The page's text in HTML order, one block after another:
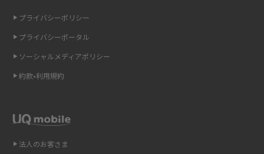
2015年3月(9)
2015年2月(7)
2014年12月(8)
2014年11月(8)
ギガバイト（GB）とは？1GBの目安やギガが足りない時の対処法を紹介
Wi-Fi 6とは？Wi-Fi 5との違いやメリットと注意点、規格の種類も解説
Wi-Fiを自宅に設置する方法は？必要なことやポイントも紹介
光ファイバーとは？仕組みやメリット・デメリットを初心者向けにわかり
法人のお客さま
プライバシーポリシー
プライバシーポータル
ソーシャルメディアポリシー
約款•利用規約